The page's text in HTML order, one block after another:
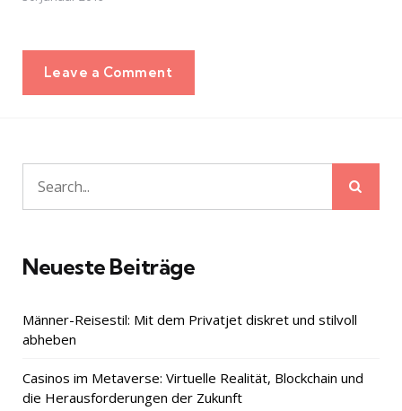
Leave a Comment
Search
for:
Neueste Beiträge
Männer-Reisestil: Mit dem Privatjet diskret und stilvoll
abheben
Casinos im Metaverse: Virtuelle Realität, Blockchain und
die Herausforderungen der Zukunft